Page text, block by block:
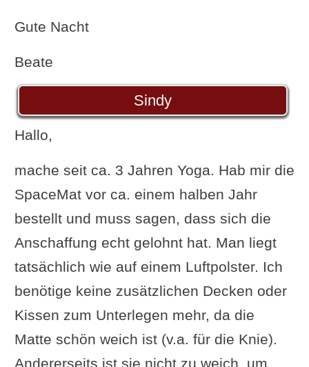
Gute Nacht
Beate
Sindy
Hallo,
mache seit ca. 3 Jahren Yoga. Hab mir die
SpaceMat vor ca. einem halben Jahr
bestellt und muss sagen, dass sich die
Anschaffung echt gelohnt hat. Man liegt
tatsächlich wie auf einem Luftpolster. Ich
benötige keine zusätzlichen Decken oder
Kissen zum Unterlegen mehr, da die
Matte schön weich ist (v.a. für die Knie).
Andererseits ist sie nicht zu weich, um